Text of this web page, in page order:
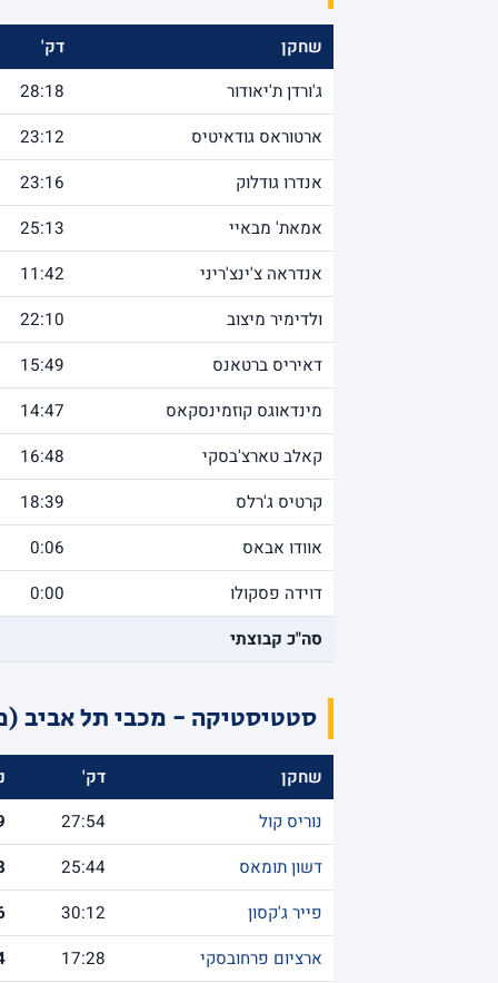
שחקן דק'
ג'ורדן ת'יאודור
28:18
ארטוראס גודאיטיס
23:12
אנדרו גודלוק
23:16
אמאת' מבאיי
25:13
אנדראה צ'ינצ'ריני
11:42
ולדימיר מיצוב
22:10
דאיריס ברטאנס
15:49
מינדאוגס קוזמינסקאס
14:47
קאלב טארצ'בסקי
16:48
קרטיס ג'רלס
18:39
אוודו אבאס
0:06
דוידה פסקולו
0:00
סה"כ קבוצתי
סטטיסטיקה - מכבי תל אביב
שחקן דק'
נוריס קול
27:54
דשון תומאס
25:44
פייר ג'קסון
30:12
ארציום פרחובסקי
17:28